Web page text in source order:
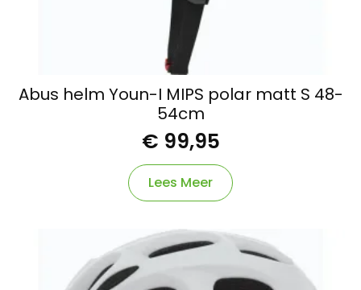
Abus helm Youn-I MIPS polar matt S 48-
54cm
€ 99,95
Lees Meer